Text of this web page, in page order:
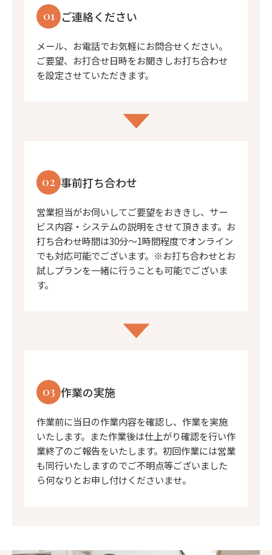
01 ご連絡ください
メール、お電話でお気軽にお問合せください。
ご要望、お打合せ日時をお聞きしお打ち合わせ
を設定させていただきます。
02 事前打ち合わせ
営業担当がお伺いしてご要望をおききし、サー
ビス内容・システムの説明をさせて頂きます。お
打ち合わせ時間は30分〜1時間程度でオンライン
でも対応可能でございます。※お打ち合わせとお
試しプランを一緒に行うことも可能でございま
す。
03 作業の実施
作業前に当日の作業内容を確認し、作業を実施
いたします。また作業後は仕上がり確認を行い作
業終了のご報告をいたします。初回作業には営業
も同行いたしますのでご不明点等ございました
ら何なりとお申し付けくださいませ。